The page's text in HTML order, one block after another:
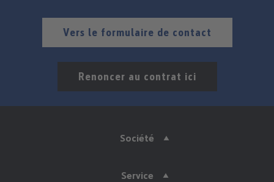
Vers le formulaire de contact
Renoncer au contrat ici
Société
Service